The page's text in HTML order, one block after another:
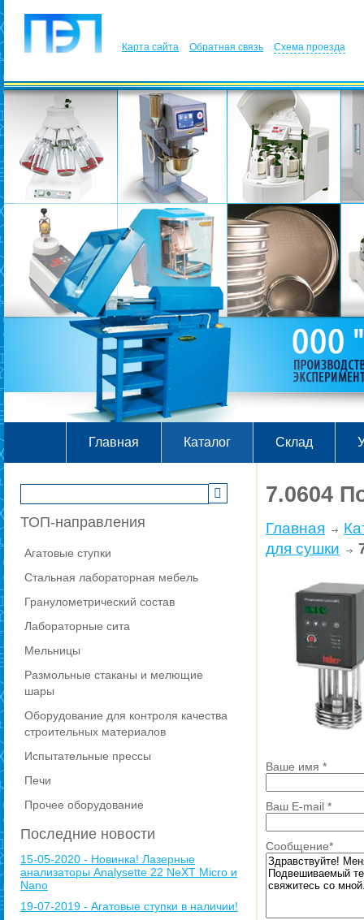
Карта сайта Обратная связь Схема проезда
Главная Каталог Склад
ТОП-направления
Агатовые ступки
Стальная лабораторная мебель
Гранулометрический состав
Лабораторные сита
Мельницы
Размольные стаканы и мелющие
шары
Оборудование для контроля качества
строительных материалов
Испытательные прессы
Печи
Прочее оборудование
Последние новости
15-05-2020 - Новинка! Лазерные
анализаторы Analysette 22 NeXT Micro и
Nano
19-07-2019 - Агатовые ступки в наличии!
7.0604
Главная
для сушки
Ваше имя *
Ваш E-mail *
Сообщение*